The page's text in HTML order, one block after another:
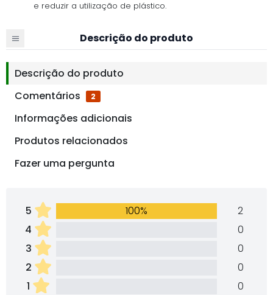
e reduzir a utilização de plástico.
Descrição do produto
Descrição do produto
Comentários
2
Informações adicionais
Produtos relacionados
Fazer uma pergunta
5 100%
2
4
0
3
0
2
0
1
0